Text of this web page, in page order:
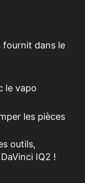
fournit dans le
le vapo
les pièces
outils,
IQ2 !